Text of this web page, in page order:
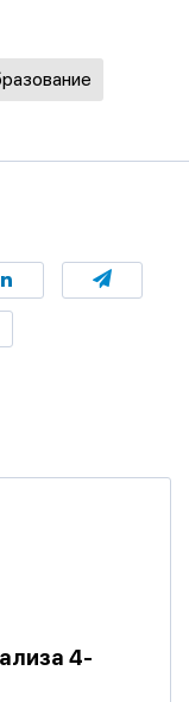
4-